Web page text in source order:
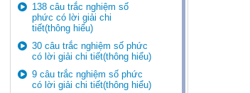
138 câu trắc nghiệm số
phức có lời giải chi
tiết(thông hiểu)
30 câu trắc nghiệm số phức
có lời giải chi tiết(thông hiểu)
9 câu trắc nghiệm số phức
có lời giải chi tiết(thông hiểu)